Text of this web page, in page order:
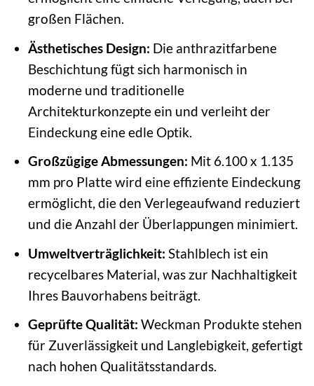
großen Flächen.
Ästhetisches Design: Die anthrazitfarbene
Beschichtung fügt sich harmonisch in
moderne und traditionelle
Architekturkonzepte ein und verleiht der
Eindeckung eine edle Optik.
Großzügige Abmessungen: Mit 6.100 x 1.135
mm pro Platte wird eine effiziente Eindeckung
ermöglicht, die den Verlegeaufwand reduziert
und die Anzahl der Überlappungen minimiert.
Umweltverträglichkeit: Stahlblech ist ein
recycelbares Material, was zur Nachhaltigkeit
Ihres Bauvorhabens beiträgt.
Geprüfte Qualität: Weckman Produkte stehen
für Zuverlässigkeit und Langlebigkeit, gefertigt
nach hohen Qualitätsstandards.